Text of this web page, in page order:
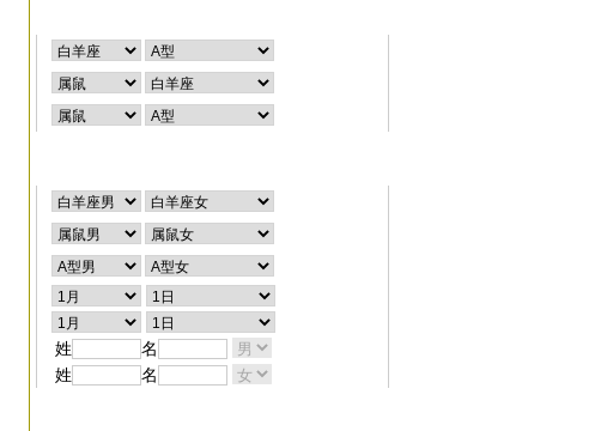
姓
名
姓
名